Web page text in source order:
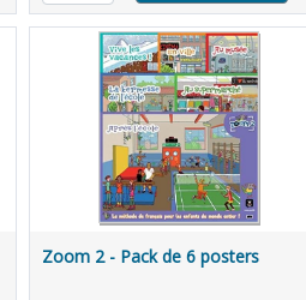
Zoom 2 - Pack de 6 posters